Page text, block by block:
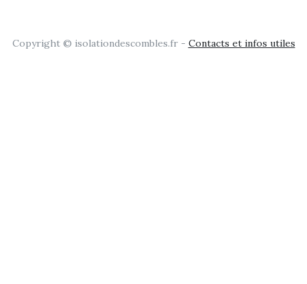
Copyright © isolationdescombles.fr - Contacts et infos utiles